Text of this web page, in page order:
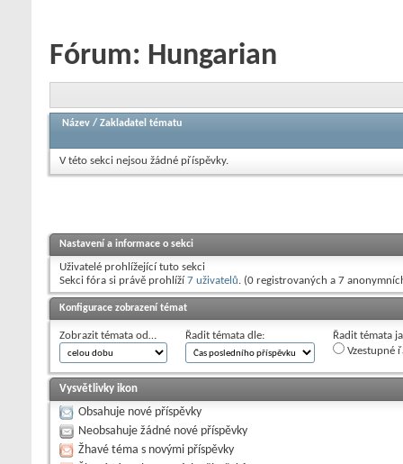
Fórum: Hungarian
Název / Zakladatel tématu
V této sekci nejsou žádné příspěvky.
Nastavení a informace o sekci
Uživatelé prohlížející tuto sekci
Sekci fóra si právě prohlíží7 uživatelů. (0 registrovaných a 7
Konfigurace zobrazení témat
Zobrazit témata od… Řadit témata dle:
Řadit témata
Vzestupné
Vysvětlivky ikon
Obsahuje nové příspěvky
Neobsahuje žádné nové příspěvky
Žhavé téma s novými příspěvky